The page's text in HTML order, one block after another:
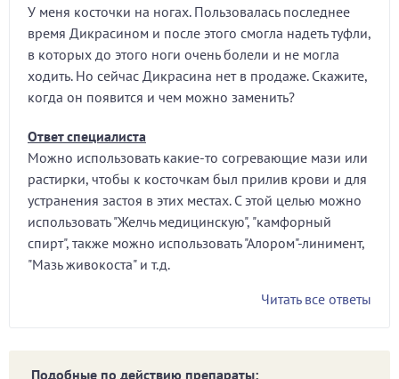
У меня косточки на ногах. Пользовалась последнее
время Дикрасином и после этого смогла надеть туфли,
в которых до этого ноги очень болели и не могла
ходить. Но сейчас Дикрасина нет в продаже. Скажите,
когда он появится и чем можно заменить?
Ответ специалиста
Можно использовать какие-то согревающие мази или
растирки, чтобы к косточкам был прилив крови и для
устранения застоя в этих местах. С этой целью можно
использовать "Желчь медицинскую", "камфорный
спирт", также можно использовать "Алором"-линимент,
"Мазь живокоста" и т.д.
Читать все ответы
Подобные по действию препараты: